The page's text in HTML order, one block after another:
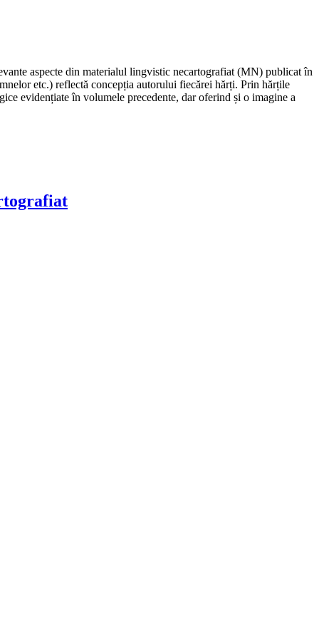
aspecte din materialul lingvistic necartografiat (MN) publicat în
etc.) reflectă concepția autorului fiecărei hărți. Prin hărțile
evidențiate în volumele precedente, dar oferind și o imagine a